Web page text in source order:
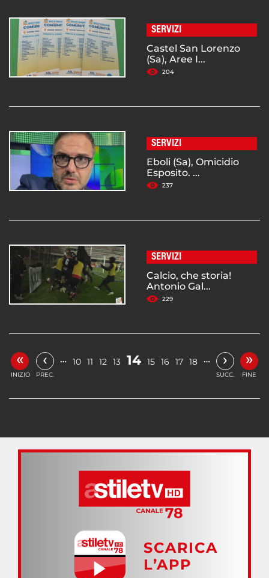
SERVIZI
Castel San Lorenzo
(Sa), Aree I...
204
SERVIZI
Eboli (Sa), Omicidio
Esposito. ...
237
SERVIZI
Calcio, che storia!
Antonio Gal...
229
«
INIZIO
‹
PREC.
… 10 11 12 13 14 15 16 17 18 … ›
SUCC.
»
FINE
SCARICA
L’APP